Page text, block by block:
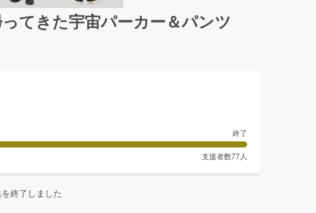
てきた宇宙パーカー＆パンツ
終了
支援者数77人
終了しました